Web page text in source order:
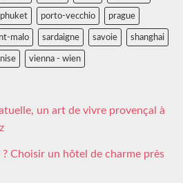
phuket porto-vecchio prague
malo sardaigne savoie shanghai
vienna - wien
un art de vivre provençal à
Choisir un hôtel de charme près